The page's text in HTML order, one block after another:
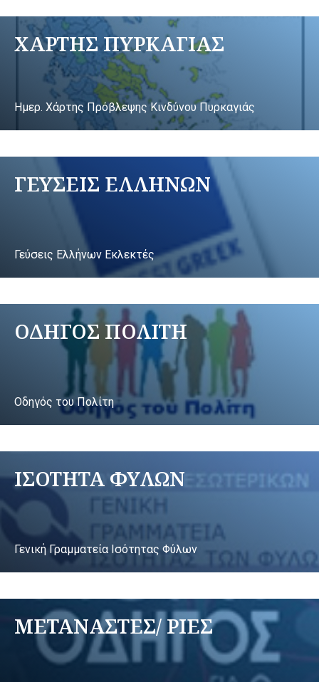
ΧΑΡΤΗΣ ΠΥΡΚΑΓΙΑΣ
Ημερ. Χάρτης Πρόβλεψης Κινδύνου Πυρκαγιάς
ΓΕΥΣΕΙΣ ΕΛΛΗΝΩΝ
Γεύσεις Ελλήνων Εκλεκτές
ΟΔΗΓΟΣ ΠΟΛΙΤΗ
Οδηγός του Πολίτη
ΙΣΟΤΗΤΑ ΦΥΛΩΝ
Γενική Γραμματεία Ισότητας Φύλων
ΜΕΤΑΝΑΣΤΕΣ/ ΡΙΕΣ